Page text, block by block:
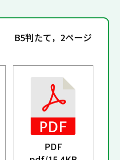
B5判たて，2ページ
PDF